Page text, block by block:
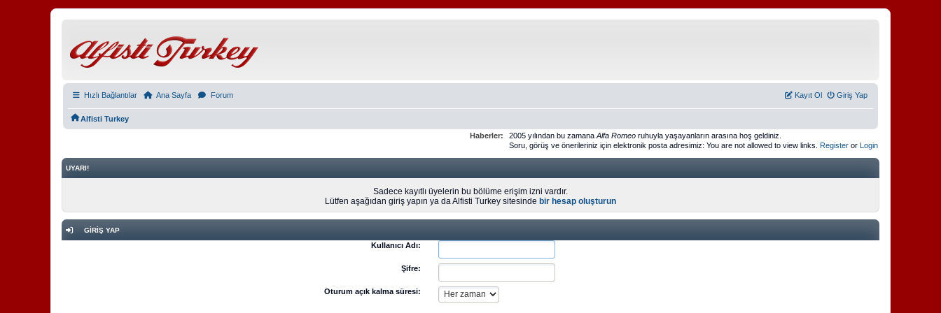
Hızlı Bağlantılar Ana Sayfa Forum Giriş Yap
Kayıt Ol
Alfisti Turkey
Haberler:
2005 yılından bu zamana Alfa Romeo ruhuyla yaşayanların arasına hoş geldiniz.
Soru, görüş ve önerileriniz için elektronik posta adresimiz: You are not allowed to view links. Register or Login
UYARI!
Sadece kayıtlı üyelerin bu bölüme erişim izni vardır.
Lütfen aşağıdan giriş yapın ya da Alfisti Turkey sitesinde bir hesap oluşturun
GIRIŞ YAP
Kullanıcı Adı:
Şifre:
Oturum açık kalma süresi: